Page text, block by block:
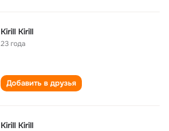
Kirill Kirill
23 года
Добавить в друзья
Kirill Kirill